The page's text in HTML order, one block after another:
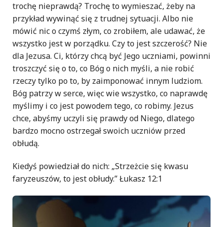
trochę nieprawdą? Trochę to wymieszać, żeby na
przykład wywinąć się z trudnej sytuacji. Albo nie
mówić nic o czymś złym, co zrobiłem, ale udawać, że
wszystko jest w porządku. Czy to jest szczerość? Nie
dla Jezusa. Ci, którzy chcą być Jego uczniami, powinni
troszczyć się o to, co Bóg o nich myśli, a nie robić
rzeczy tylko po to, by zaimponować innym ludziom.
Bóg patrzy w serce, więc wie wszystko, co naprawdę
myślimy i co jest powodem tego, co robimy. Jezus
chce, abyśmy uczyli się prawdy od Niego, dlatego
bardzo mocno ostrzegał swoich uczniów przed
obłudą.
Kiedyś powiedział do nich: „Strzeżcie się kwasu
faryzeuszów, to jest obłudy.” Łukasz 12:1